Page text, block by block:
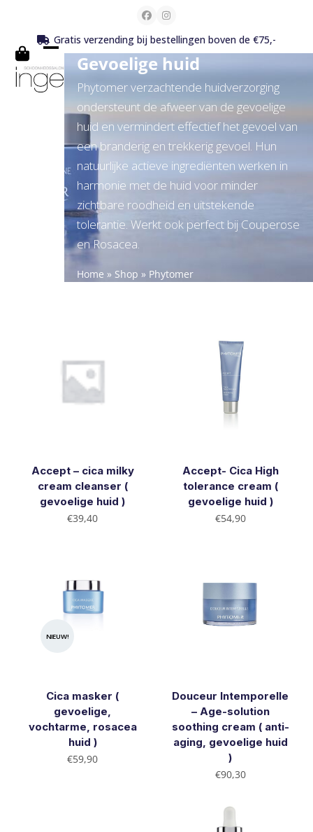
content
FacebookInstagram
Gratis verzending bij bestellingen boven de €75,-
Open
mobile
menu
Close
mobile
menu
Gevoelige huid
Phytomer verzachtende huidverzorging
ondersteunt de afweer van de gevoelige
huid en vermindert effectief het gevoel van
een branderig en trekkerig gevoel. Hun
natuurlijke actieve ingrediënten werken in
harmonie met de huid voor minder
zichtbare roodheid en uitstekende
tolerantie. Werkt ook perfect bij Couperose
en Rosacea.
Home » Shop » Phytomer
Accept – cica milky
cream cleanser (
gevoelige huid )
€39,40
Accept- Cica High
tolerance cream (
gevoelige huid )
€54,90
NIEUW!
Cica masker (
gevoelige,
vochtarme, rosacea
huid )
€59,90
Douceur Intemporelle
– Age-solution
soothing cream ( anti-
aging, gevoelige huid
)
€90,30